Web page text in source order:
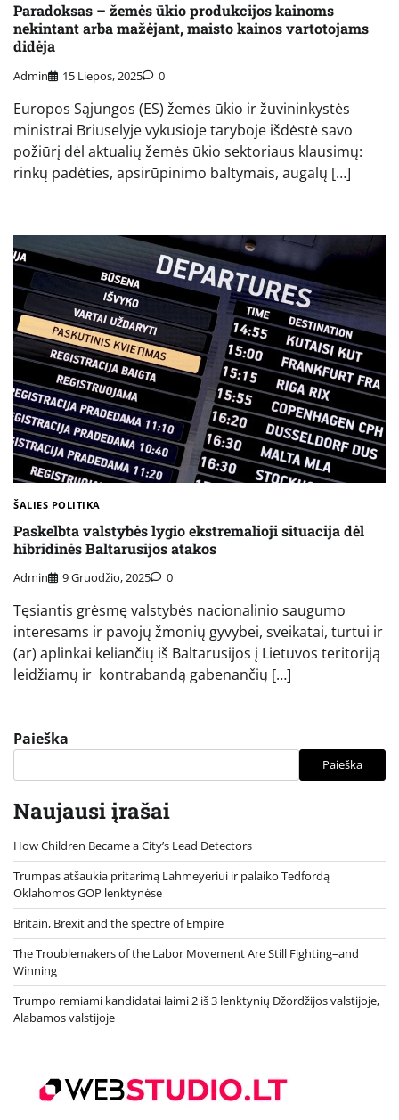
Paradoksas – žemės ūkio produkcijos kainoms
nekintant arba mažėjant, maisto kainos vartotojams
didėja
Admin 15 Liepos, 2025 0
Europos Sąjungos (ES) žemės ūkio ir žuvininkystės
ministrai Briuselyje vykusioje taryboje išdėstė savo
požiūrį dėl aktualių žemės ūkio sektoriaus klausimų:
rinkų padėties, apsirūpinimo baltymais, augalų […]
ŠALIES POLITIKA
Paskelbta valstybės lygio ekstremalioji situacija dėl
hibridinės Baltarusijos atakos
Admin 9 Gruodžio, 2025 0
Tęsiantis grėsmę valstybės nacionalinio saugumo
interesams ir pavojų žmonių gyvybei, sveikatai, turtui ir
(ar) aplinkai keliančių iš Baltarusijos į Lietuvos teritoriją
leidžiamų ir kontrabandą gabenančių […]
Paieška
Paieška
Naujausi įrašai
How Children Became a City’s Lead Detectors
Trumpas atšaukia pritarimą Lahmeyeriui ir palaiko Tedfordą
Oklahomos GOP lenktynėse
Britain, Brexit and the spectre of Empire
The Troublemakers of the Labor Movement Are Still Fighting–and
Winning
Trumpo remiami kandidatai laimi 2 iš 3 lenktynių Džordžijos valstijoje,
Alabamos valstijoje